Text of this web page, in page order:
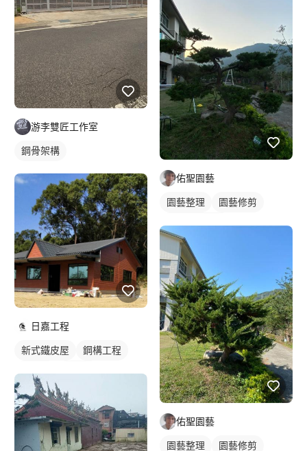
游李雙匠工作室
鋼骨架構
日嘉工程
新式鐵皮屋
鋼構工程
佑聖園藝
園藝整理
園藝修剪
室外園藝造景
佑聖園藝
園藝整理 園藝修剪